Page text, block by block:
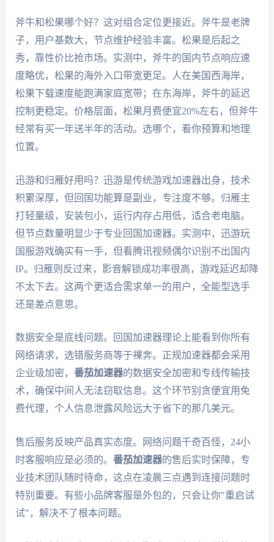
斧牛和松果哪个好？这对组合定位更接近。斧牛是老牌
子，用户基数大，节点维护经验丰富。松果是后起之
秀，靠性价比抢市场。实测中，斧牛的国内节点响应速
度略优，松果的海外入口带宽更足。人在美国西海岸，
松果下载速度能跑满家庭宽带；在东海岸，斧牛的延迟
控制更稳定。价格层面，松果月费便宜20%左右，但斧牛
经常有买一年送半年的活动。选哪个，看你预算和地理
位置。
迅游和归雁好用吗？迅游是传统游戏加速器出身，技术
积累深厚，但回国功能算是副业，专注度不够。归雁主
打轻量级，安装包小，运行内存占用低，适合老电脑。
但节点数量明显少于专业回国加速器。实测中，迅游玩
国服游戏确实有一手，但看腾讯视频偶尔识别不出国内
IP。归雁则反过来，影音解锁成功率很高，游戏延迟却降
不太下去。这两个更适合需求单一的用户，全能型选手
还是差点意思。
数据安全是底线问题。回国加速器理论上能看到你所有
网络请求，选错服务商等于裸奔。正规加速器都会采用
企业级加密， 番茄加速器的数据安全加密和专线传输技
术，确保中间人无法窃取信息。这个环节别贪便宜用免
费代理，个人信息泄露风险远大于省下的那几美元。
售后服务反映产品真实态度。网络问题千奇百怪，24小
时客服响应是必须的。 番茄加速器的售后实时保障，专
业技术团队随时待命，这点在凌晨三点遇到连接问题时
特别重要。有些小品牌客服是外包的，只会让你"重启试
试"，解决不了根本问题。